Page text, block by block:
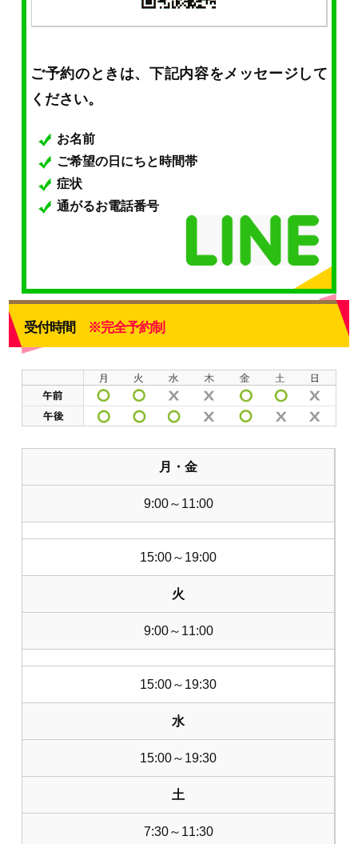
ご予約のときは、下記内容をメッセージして
ください。
お名前
ご希望の日にちと時間帯
症状
通がるお電話番号
受付時間 ※完全予約制
月・金
9:00～11:00
15:00～19:00
火
9:00～11:00
15:00～19:30
水
15:00～19:30
土
7:30～11:30